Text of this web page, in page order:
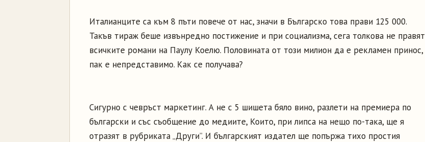
Италианците са към 8 пъти повече от нас, значи в Българско това прави 125 000.
Такъв тираж беше извънредно постижение и при социализма, сега толкова не правят
всичките романи на Паулу Коелю. Половината от този милион да е рекламен принос,
пак е непредставимо. Как се получава?
Сигурно с чевръст маркетинг. А не с 5 шишета бяло вино, разлети на премиера по
български и със съобщение до медиите, Които, при липса на нещо по-така, ще я
отразят в рубриката „Други”. И българският издател ще попържа тихо простия